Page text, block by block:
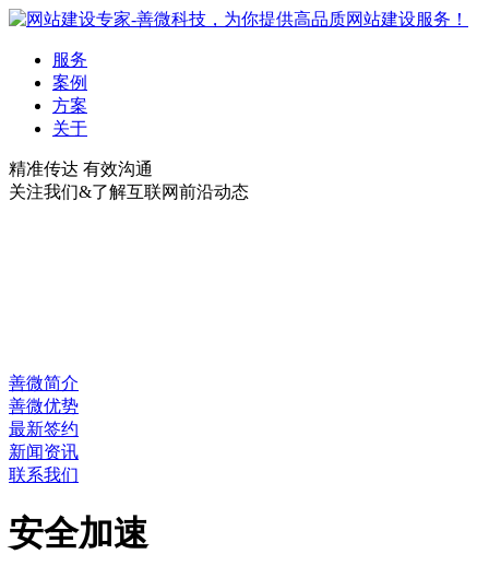
服务
案例
方案
关于
精准传达 有效沟通
关注我们&了解互联网前沿动态
善微简介
善微优势
最新签约
新闻资讯
联系我们
安全加速